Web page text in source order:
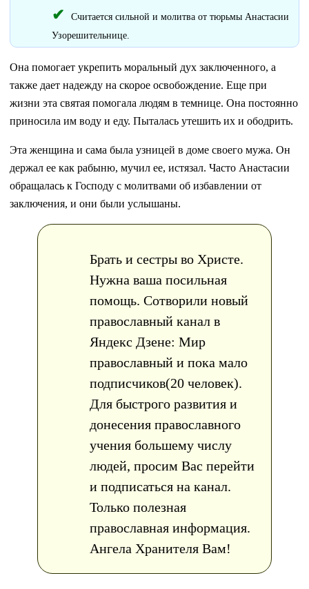
Считается сильной и молитва от тюрьмы Анастасии
Узорешительнице.
Она помогает укрепить моральный дух заключенного, а
также дает надежду на скорое освобождение. Еще при
жизни эта святая помогала людям в темнице. Она постоянно
приносила им воду и еду. Пыталась утешить их и ободрить.
Эта женщина и сама была узницей в доме своего мужа. Он
держал ее как рабыню, мучил ее, истязал. Часто Анастасии
обращалась к Господу с молитвами об избавлении от
заключения, и они были услышаны.
Брать и сестры во Христе.
Нужна ваша посильная
помощь. Сотворили новый
православный канал в
Яндекс Дзене: Мир
православный и пока мало
подписчиков(20 человек).
Для быстрого развития и
донесения православного
учения большему числу
людей, просим Вас перейти
и подписаться на канал.
Только полезная
православная информация.
Ангела Хранителя Вам!